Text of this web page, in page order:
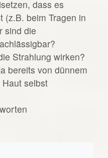
dass es
(z.B. beim Tragen in
sind die
Strahlung wirken?
bereits von dünnem
selbst